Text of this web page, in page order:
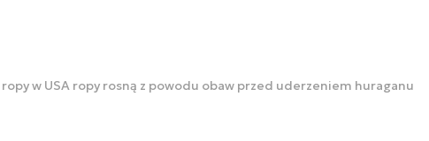
ropy w USA ropy rosną z powodu obaw przed uderzeniem huraganu